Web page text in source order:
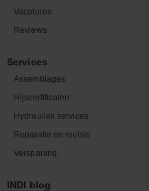
Vacatures
Reviews
Services
Assemblages
Hijscertificaten
Hydrauliek services
Reparatie en revisie
Verspaning
INDI blog